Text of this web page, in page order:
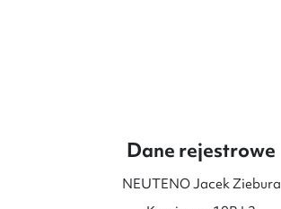
Dane rejestrowe
NEUTENO Jacek Ziebura